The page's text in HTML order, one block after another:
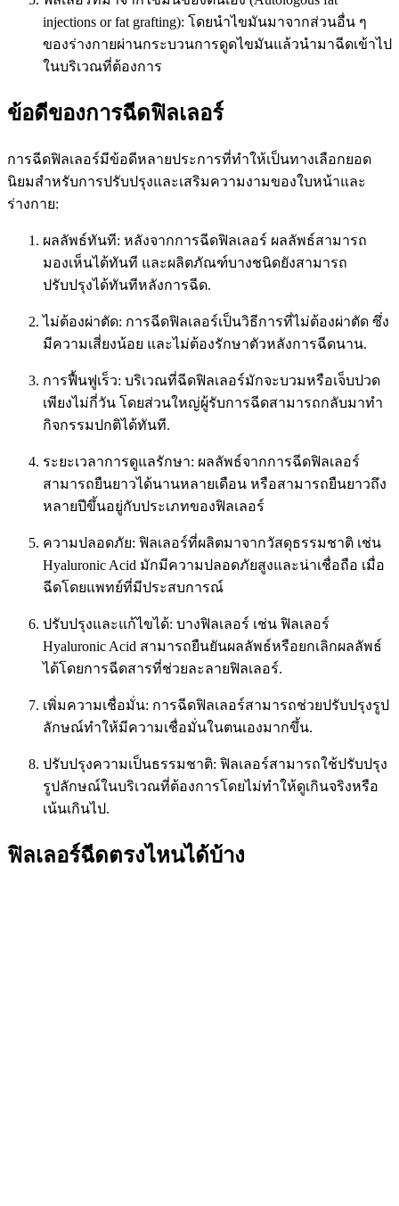
injections or fat grafting): โดยนำไขมันมาจากส่วนอื่น ๆ
ของร่างกายผ่านกระบวนการดูดไขมันแล้วนำมาฉีดเข้าไป
ในบริเวณที่ต้องการ
ข้อดีของการฉีดฟิลเลอร์
การฉีดฟิลเลอร์มีข้อดีหลายประการที่ทำให้เป็นทางเลือกยอด
นิยมสำหรับการปรับปรุงและเสริมความงามของใบหน้าและ
ร่างกาย:
ผลลัพธ์ทันที: หลังจากการฉีดฟิลเลอร์ ผลลัพธ์สามารถ
มองเห็นได้ทันที และผลิตภัณฑ์บางชนิดยังสามารถ
ปรับปรุงได้ทันทีหลังการฉีด.
ไม่ต้องผ่าตัด: การฉีดฟิลเลอร์เป็นวิธีการที่ไม่ต้องผ่าตัด ซึ่ง
มีความเสี่ยงน้อย และไม่ต้องรักษาตัวหลังการฉีดนาน.
การฟื้นฟูเร็ว: บริเวณที่ฉีดฟิลเลอร์มักจะบวมหรือเจ็บปวด
เพียงไม่กี่วัน โดยส่วนใหญ่ผู้รับการฉีดสามารถกลับมาทำ
กิจกรรมปกติได้ทันที.
ระยะเวลาการดูแลรักษา: ผลลัพธ์จากการฉีดฟิลเลอร์
สามารถยืนยาวได้นานหลายเดือน หรือสามารถยืนยาวถึง
หลายปีขึ้นอยู่กับประเภทของฟิลเลอร์
ความปลอดภัย: ฟิลเลอร์ที่ผลิตมาจากวัสดุธรรมชาติ เช่น
Hyaluronic Acid มักมีความปลอดภัยสูงและน่าเชื่อถือ เมื่อ
ฉีดโดยแพทย์ที่มีประสบการณ์
ปรับปรุงและแก้ไขได้: บางฟิลเลอร์ เช่น ฟิลเลอร์
Hyaluronic Acid สามารถยืนยันผลลัพธ์หรือยกเลิกผลลัพธ์
ได้โดยการฉีดสารที่ช่วยละลายฟิลเลอร์.
เพิ่มความเชื่อมั่น: การฉีดฟิลเลอร์สามารถช่วยปรับปรุงรูป
ลักษณ์ทำให้มีความเชื่อมั่นในตนเองมากขึ้น.
ปรับปรุงความเป็นธรรมชาติ: ฟิลเลอร์สามารถใช้ปรับปรุง
รูปลักษณ์ในบริเวณที่ต้องการโดยไม่ทำให้ดูเกินจริงหรือ
เน้นเกินไป.
ฟิลเลอร์ฉีดตรงไหนได้บ้าง